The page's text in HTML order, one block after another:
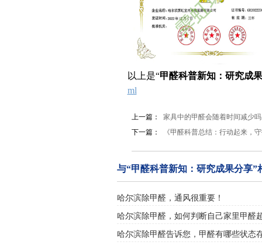
以上是“甲醛科普新知：研究成
ml
上一篇：
家具中的甲醛会随着时间减少
下一篇：
《甲醛科普总结：行动起来，
与“甲醛科普新知：研究成果分享”
哈尔滨除甲醛，通风很重要！
哈尔滨除甲醛，如何判断自己家里甲醛
哈尔滨除甲醛告诉您，甲醛有哪些状态